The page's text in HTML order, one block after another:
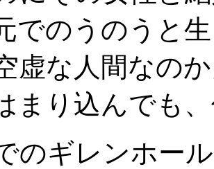
でのうのうと
虚な人間なの
まり込んでも
のギレンホー